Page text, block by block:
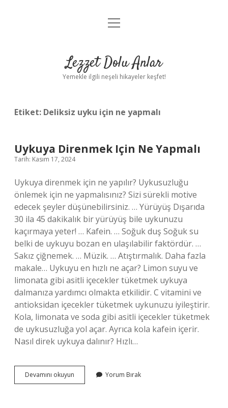
Anasayfa
Yasal Uyarı
menüyü
Lezzet Dolu Anlar
Yemekle ilgili neşeli hikayeler keşfet!
Etiket: Deliksiz uyku için ne yapmalı
Uykuya Direnmek Için Ne Yapmalı
Tarih: Kasım 17, 2024
Uykuya direnmek için ne yapılır? Uykusuzluğu
önlemek için ne yapmalısınız? Sizi sürekli motive
edecek şeyler düşünebilirsiniz. … Yürüyüş Dışarıda
30 ila 45 dakikalık bir yürüyüş bile uykunuzu
kaçırmaya yeter! … Kafein. … Soğuk duş Soğuk su
belki de uykuyu bozan en ulaşılabilir faktördür. …
Sakız çiğnemek. … Müzik. … Atıştırmalık. Daha fazla
makale… Uykuyu en hızlı ne açar? Limon suyu ve
limonata gibi asitli içecekler tüketmek uykuya
dalmanıza yardımcı olmakta etkilidir. C vitamini ve
antioksidan içecekler tüketmek uykunuzu iyileştirir.
Kola, limonata ve soda gibi asitli içecekler tüketmek
de uykusuzluğa yol açar. Ayrıca kola kafein içerir.
Nasıl direk uykuya dalınır? Hızlı…
Devamını okuyun
Direnmek
Yorum Bırak